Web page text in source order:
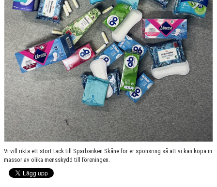
Vi vill rikta ett stort tack till Sparbanken Skåne för er sponsring så att vi kan köpa in
massor av olika mensskydd till föreningen.